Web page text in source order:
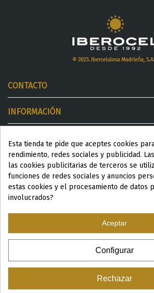
CONTACTO
INFORMACIÓN
DESTACADOS
ESP|ENG
© 2024 Productos Wellness para Spa y
Esta tienda te pide que aceptes cookies
rendimiento, redes sociales y publicidad.
las cookies publicitarias de terceros se
funciones de redes sociales y anuncios
estas cookies y el procesamiento de datos
involucrados?
Aceptar
Configurar
Rechazar